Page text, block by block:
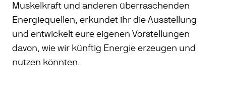
Muskelkraft und anderen überraschenden
Energiequellen, erkundet ihr die Ausstellung
und entwickelt eure eigenen Vorstellungen
davon, wie wir künftig Energie erzeugen und
nutzen könnten.